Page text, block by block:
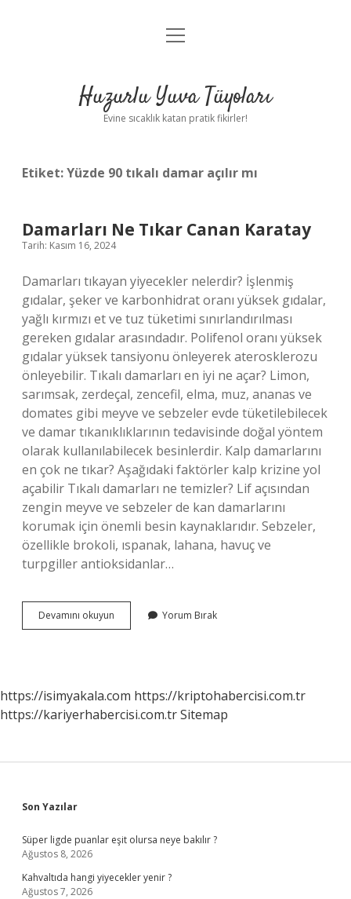
Anasayfa
Yasal Uyarı
menüyü
Huzurlu Yuva Tüyoları
Evine sıcaklık katan pratik fikirler!
Etiket:Yüzde 90 tıkalı damar açılır mı
Damarları Ne Tıkar Canan Karatay
Tarih: Kasım 16, 2024
Damarları tıkayan yiyecekler nelerdir? İşlenmiş
gıdalar, şeker ve karbonhidrat oranı yüksek gıdalar,
yağlı kırmızı et ve tuz tüketimi sınırlandırılması
gereken gıdalar arasındadır. Polifenol oranı yüksek
gıdalar yüksek tansiyonu önleyerek aterosklerozu
önleyebilir. Tıkalı damarları en iyi ne açar? Limon,
sarımsak, zerdeçal, zencefil, elma, muz, ananas ve
domates gibi meyve ve sebzeler evde tüketilebilecek
ve damar tıkanıklıklarının tedavisinde doğal yöntem
olarak kullanılabilecek besinlerdir. Kalp damarlarını
en çok ne tıkar? Aşağıdaki faktörler kalp krizine yol
açabilir Tıkalı damarları ne temizler? Lif açısından
zengin meyve ve sebzeler de kan damarlarını
korumak için önemli besin kaynaklarıdır. Sebzeler,
özellikle brokoli, ıspanak, lahana, havuç ve
turpgiller antioksidanlar…
Devamını okuyun Damarları
Ne
Yorum Bırak
https://isimyakala.com https://kriptohabercisi.com.tr
https://kariyerhabercisi.com.trSitemap
Sidebar
Son Yazılar
Süper ligde puanlar eşit olursa neye bakılır ?
Ağustos 8, 2026
Kahvaltıda hangi yiyecekler yenir ?
Ağustos 7, 2026